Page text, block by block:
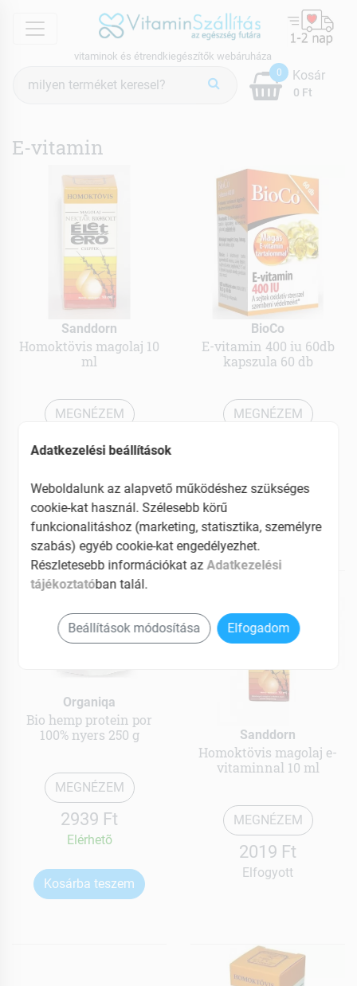
menu
vitaminok és étrendkiegészítők webáruháza
keresés
0
0 Ft
Kosár
E-vitamin
Sanddorn
Homoktövis magolaj 10
ml
MEGNÉZEM
1829 Ft
BioCo
E-vitamin 400 iu 60db
kapszula 60 db
MEGNÉZEM
Kosárba teszem
Organiqa
Bio hemp protein por
100% nyers 250 g
MEGNÉZEM
2939 Ft
Elérhetõ
Kosárba teszem
Sanddorn
Homoktövis magolaj e-
vitaminnal 10 ml
MEGNÉZEM
2019 Ft
Elfogyott
Adatkezelési beállítások
Weboldalunk az alapvető működéshez szükséges
cookie-kat használ. Szélesebb körű
funkcionalitáshoz (marketing, statisztika, személyre
szabás) egyéb cookie-kat engedélyezhet.
Részletesebb információkat az Adatkezelési
tájékoztatóban talál.
Beállítások módosítása Elfogadom